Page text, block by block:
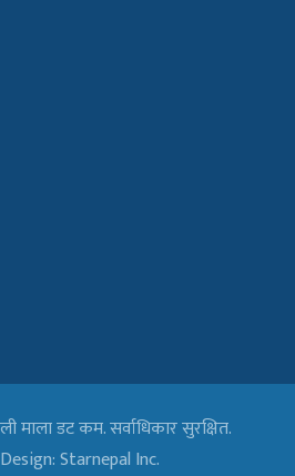
माला डट कम. सर्वाधिकार सुरक्षित.
Starnepal Inc.